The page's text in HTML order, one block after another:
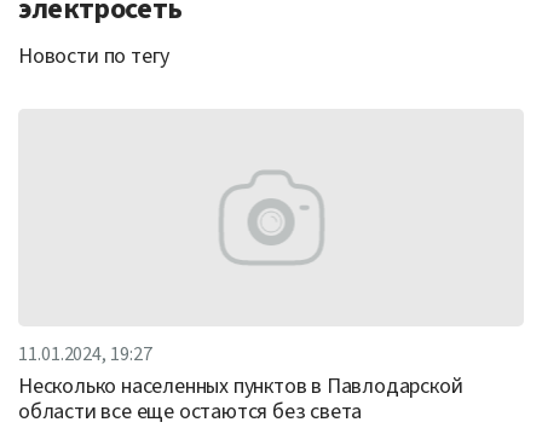
электросеть
Новости по тегу
11.01.2024, 19:27
Несколько населенных пунктов в Павлодарской
области все еще остаются без света